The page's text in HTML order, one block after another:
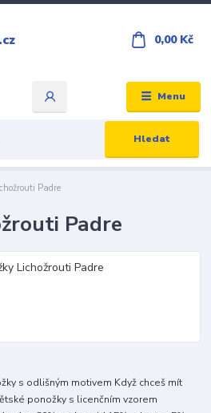
Menu
Hledat
0,00 Kč
Padre
Padre
s odlišným motivem Když chceš mít
ponožky s licenčním vzorem